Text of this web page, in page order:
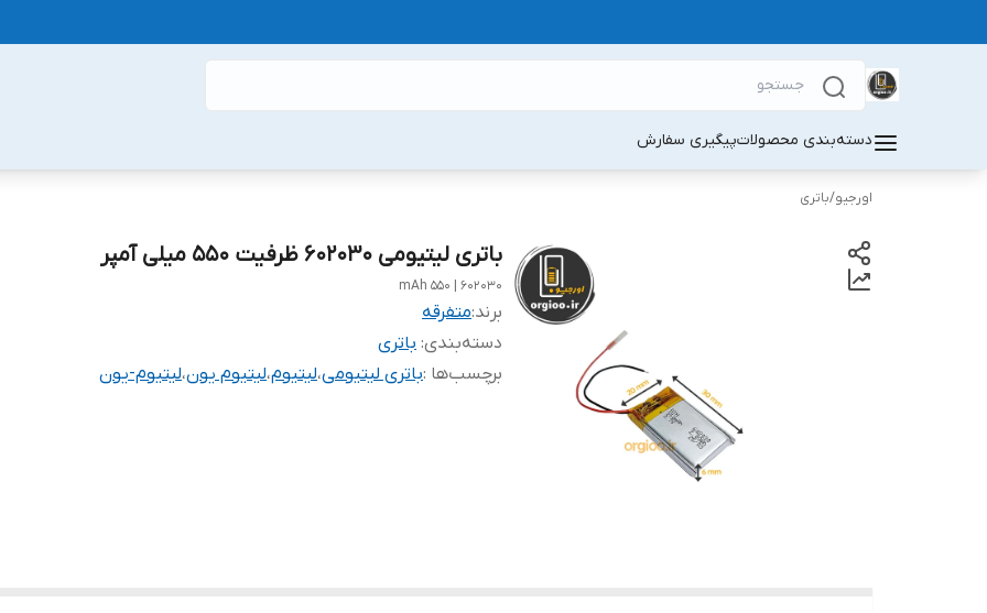
دسته‌بندی محصولاتپیگیری سفارش
اورجیو/باتری
باتری لیتیومی 602030 ظرفیت 550 میلی آمپر
602030 | 550 mAh
برند:متفرقه
دسته‌بندی: باتری
برچسب‌ها :باتری لیتیومی،لیتیوم،لیتیوم یون،لیتیوم-یون